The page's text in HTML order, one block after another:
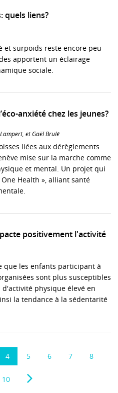
quels liens?
et surpoids reste encore peu
apportent un éclairage
sociale.
anxiété chez les jeunes?
et Gaël Brulé
liées aux dérèglements
mise sur la marche comme
et mental. Un projet qui
Health », alliant santé
positivement l'activité
que les enfants participant à
sont plus susceptibles
physique élevé en
la tendance à la sédentarité
4 5 6 7 8
10